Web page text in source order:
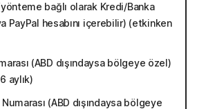
bağlı olarak Kredi/Banka
PayPal hesabını içerebilir) (etkinken
(ABD dışındaysa bölgeye özel)
aylık)
(ABD dışındaysa bölgeye